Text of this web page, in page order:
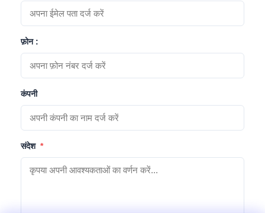
फ़ोन :
कंपनी
संदेश *